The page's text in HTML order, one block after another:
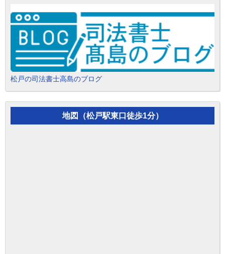
松戸の司法書士高島のブログ
地図（松戸駅東口徒歩1分）